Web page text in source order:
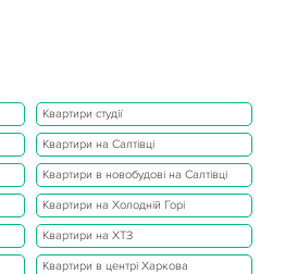
Квартири студії
Квартири на Салтівці
Квартири в новобудові на Салтівці
Квартири на Холодній Горі
Квартири на ХТЗ
Квартири в центрі Харкова